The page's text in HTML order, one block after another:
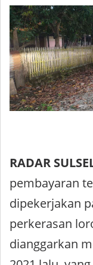
RADAR
pembayaran
dipekerjakan
perkerasan
dianggarkan